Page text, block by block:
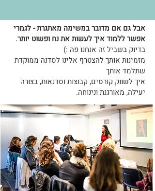
אבל גם אם מדובר במשימה מאתגרת - לגמרי
אפשר ללמוד איך לעשות את נח ופשוט יותר.
בדיוק בשביל זה אנחנו פה :)
מזמינות אותך להצטרף אלינו לסדנה ממוקדת
שתלמד אותך
איך לשווק קורסים, קבוצות וסדנאות, בצורה
יעילה, מאורגנת ונינוחה.